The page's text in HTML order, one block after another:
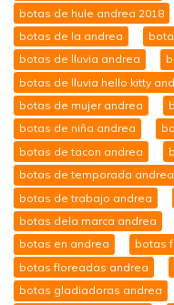
botas de hule andrea 2018
botas de la andrea
botas de lluvia andrea
botas de lluvia hello kitty
botas de mujer andrea
botas de niña andrea
botas de tacon andrea
botas de temporada andrea
botas de trabajo andrea
botas dela marca andrea
botas en andrea
botas
botas floreadas andrea
botas gladiadoras andrea